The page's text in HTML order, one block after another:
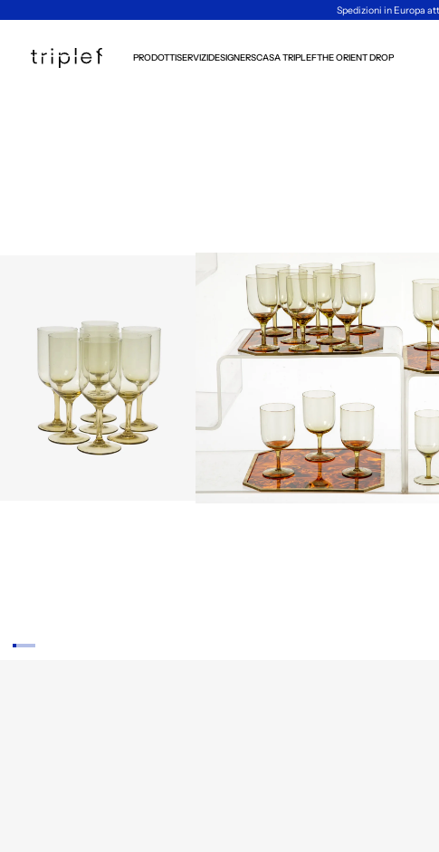
Spedizioni in Europa
PRODOTTISERVIZIDESIGNERSCASA TRIPLEFTHE ORIENT DROP